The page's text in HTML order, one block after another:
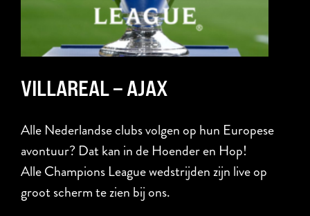
VILLAREAL – AJAX
Alle Nederlandse clubs volgen op hun Europese
avontuur? Dat kan in de Hoender en Hop!
Alle Champions League wedstrijden zijn live op
groot scherm te zien bij ons.